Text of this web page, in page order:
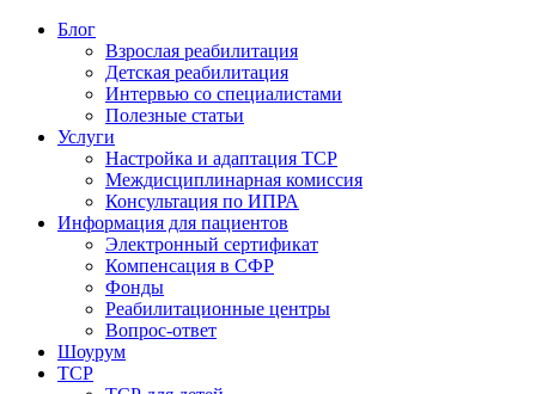
Блог
Взрослая реабилитация
Детская реабилитация
Интервью со специалистами
Полезные статьи
Услуги
Настройка и адаптация ТСР
Междисциплинарная комиссия
Консультация по ИПРА
Информация для пациентов
Электронный сертификат
Компенсация в СФР
Фонды
Реабилитационные центры
Вопрос-ответ
Шоурум
ТСР